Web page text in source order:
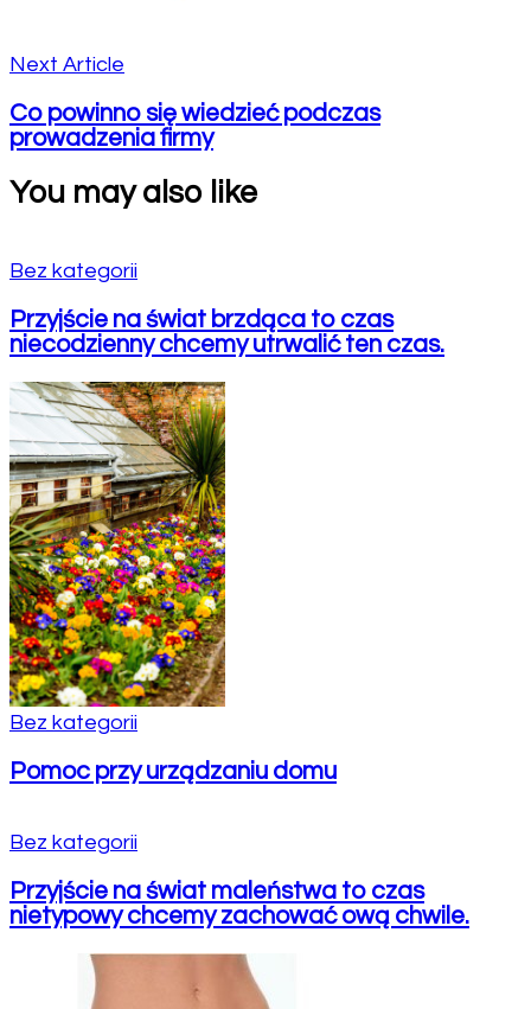
Next Article
Co powinno się wiedzieć podczas
prowadzenia firmy
You may also like
Bez kategorii
Przyjście na świat brzdąca to czas
niecodzienny chcemy utrwalić ten czas.
Bez kategorii
Pomoc przy urządzaniu domu
Bez kategorii
Przyjście na świat maleństwa to czas
nietypowy chcemy zachować ową chwile.